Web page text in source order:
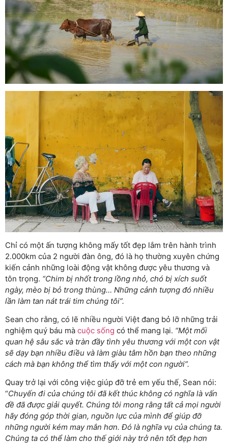
Chỉ có một ấn tượng không mấy tốt đẹp lắm trên hành trình
2.000km của 2 người đàn ông, đó là họ thường xuyên chứng
kiến cảnh những loài động vật không được yêu thương và
tôn trọng. “Chim bị nhốt trong lồng nhỏ, chó bị xích suốt
ngày, mèo bị bỏ trong thùng… Những cảnh tượng đó nhiều
lần làm tan nát trái tim chúng tôi”.
Sean cho rằng, có lẽ nhiều người Việt đang bỏ lỡ những trải
nghiệm quý báu mà cuộc sống có thể mang lại. “Một mối
quan hệ sâu sắc và tràn đầy tình yêu thương với một con vật
sẽ dạy bạn nhiều điều và làm giàu tâm hồn bạn theo những
cách mà bạn không thể tìm thấy với một con người”.
Quay trở lại với công việc giúp đỡ trẻ em yếu thế, Sean nói:
“Chuyến đi của chúng tôi đã kết thúc không có nghĩa là vấn
đề đã được giải quyết. Chúng tôi mong rằng tất cả mọi người
hãy đóng góp thời gian, nguồn lực của mình để giúp đỡ
những người kém may mắn hơn. Đó là nghĩa vụ của chúng ta.
Chúng ta có thể làm cho thế giới này trở nên tốt đẹp hơn